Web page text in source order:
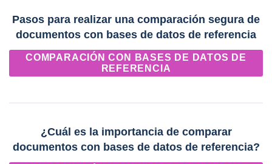
Pasos para realizar una comparación segura de
documentos con bases de datos de referencia
COMPARACIÓN CON BASES DE DATOS DE
REFERENCIA
¿Cuál es la importancia de comparar
documentos con bases de datos de referencia?